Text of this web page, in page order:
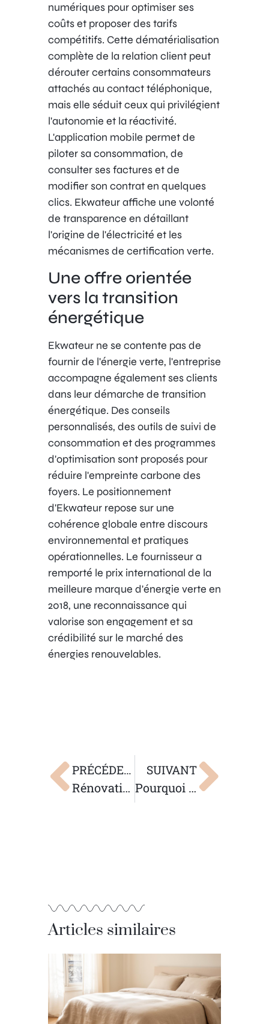
numériques pour optimiser ses
coûts et proposer des tarifs
compétitifs. Cette dématérialisation
complète de la relation client peut
dérouter certains consommateurs
attachés au contact téléphonique,
mais elle séduit ceux qui privilégient
l'autonomie et la réactivité.
L'application mobile permet de
piloter sa consommation, de
consulter ses factures et de
modifier son contrat en quelques
clics. Ekwateur affiche une volonté
de transparence en détaillant
l'origine de l'électricité et les
mécanismes de certification verte.
Une offre orientée
vers la transition
énergétique
Ekwateur ne se contente pas de
fournir de l'énergie verte, l'entreprise
accompagne également ses clients
dans leur démarche de transition
énergétique. Des conseils
personnalisés, des outils de suivi de
consommation et des programmes
d'optimisation sont proposés pour
réduire l'empreinte carbone des
foyers. Le positionnement
d'Ekwateur repose sur une
cohérence globale entre discours
environnemental et pratiques
opérationnelles. Le fournisseur a
remporté le prix international de la
meilleure marque d'énergie verte en
2018, une reconnaissance qui
valorise son engagement et sa
crédibilité sur le marché des
énergies renouvelables.
PRÉCÉDENT
Rénovation salle de bain : la résine sur carrelage, solution déco et étanchéité
SUIVANT
Pourquoi choisir un matelas 180×200 cm pour un confort optimal
Articles similaires